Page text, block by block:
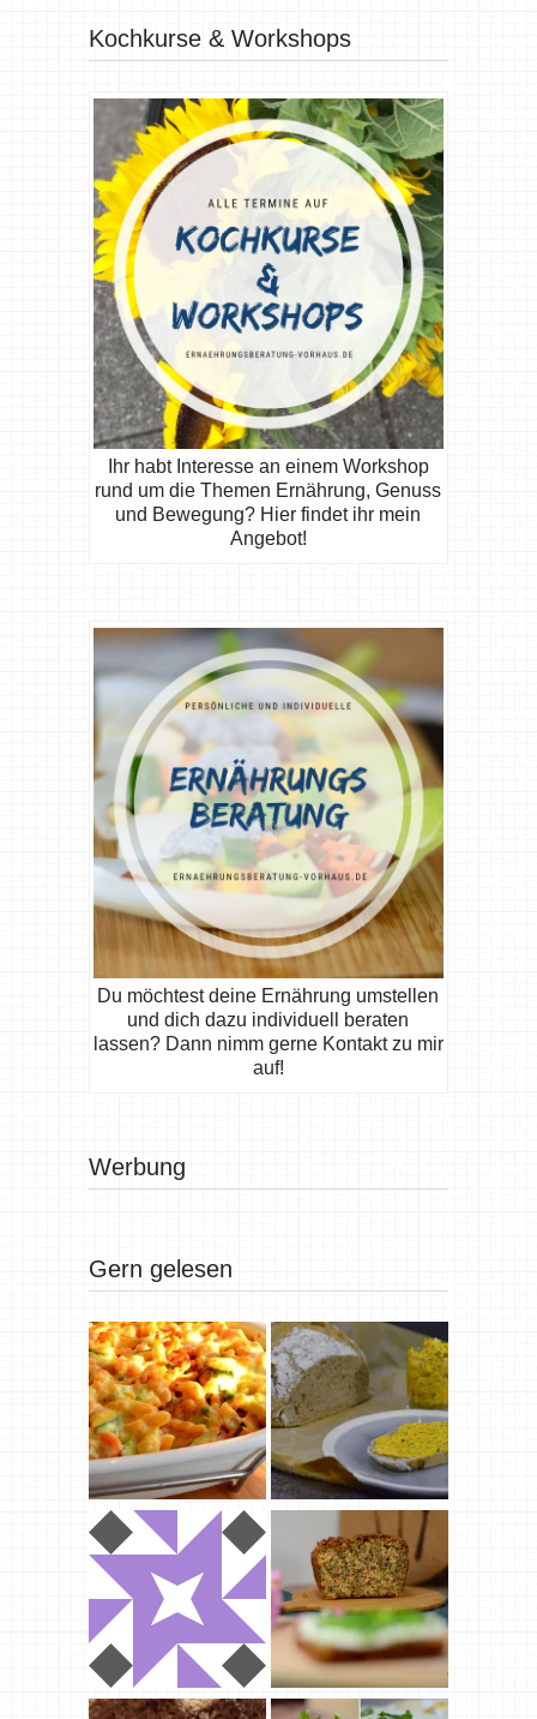
Kochkurse & Workshops
Ihr habt Interesse an einem Workshop
rund um die Themen Ernährung, Genuss
und Bewegung? Hier findet ihr mein
Angebot!
Du möchtest deine Ernährung umstellen
und dich dazu individuell beraten
lassen? Dann nimm gerne Kontakt zu mir
auf!
Werbung
Gern gelesen